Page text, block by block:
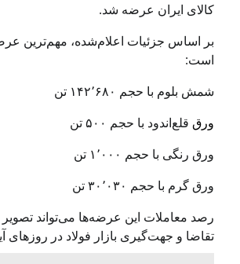
کالای ایران عرضه شد.
بر اساس جزئیات اعلام‌شده، مهم‌ترین
است:
شمش بلوم با حجم ۱۴۲٬۶۸۰ تن
ورق قلع‌اندود با حجم ۵۰۰ تن
ورق رنگی با حجم ۱٬۰۰۰ تن
ورق گرم با حجم ۳۰٬۰۳۰ تن
رصد معاملات این عرضه‌ها می‌تواند تصویر
تقاضا و جهت‌گیری بازار فولاد در روزهای